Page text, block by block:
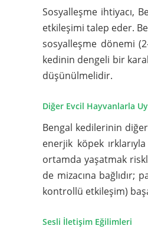
Sosyalleşme ihtiyacı,
etkileşimi talep eder.
sosyalleşme dönemi
kedinin dengeli bir
düşünülmelidir.
Diğer Evcil Hayvanlarla
Bengal kedilerinin
enerjik köpek
ortamda yaşatmak
de mizacına bağlıdır;
kontrollü etkileşim)
Sesli İletişim Eğilimleri